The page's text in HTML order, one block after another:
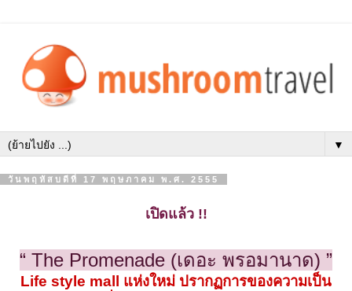
▼
วันพฤหัสบดีที่ 17 พฤษภาคม พ.ศ. 2555
เปิดแล้ว !!
“ The Promenade (เดอะ พรอมานาด) ”
Life style mall แห่งใหม่ ปรากฏการของความเป็น